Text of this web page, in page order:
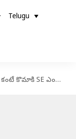
Telugu
బెటర్.. ఫీచర్లు చూస్తే ఇప్పుడే కొనేస్తారు..!